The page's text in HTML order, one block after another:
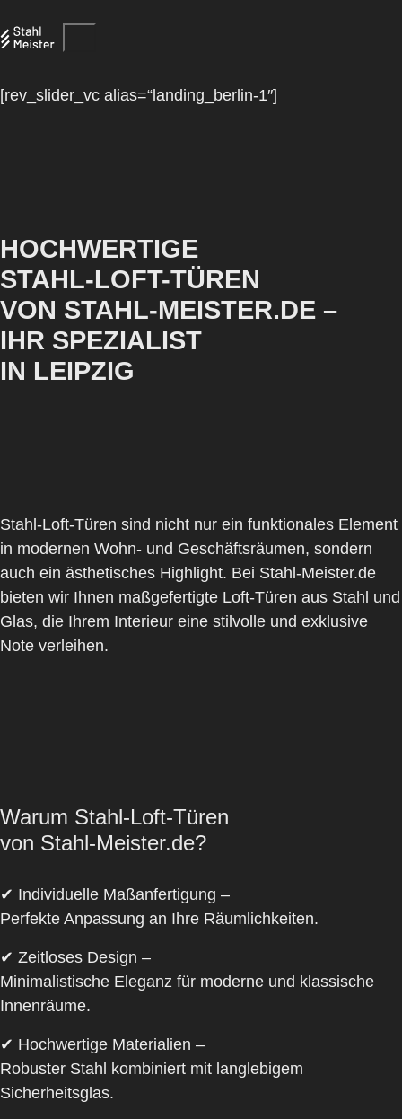
[rev_slider_vc alias=“landing_berlin-1″]
HOCHWERTIGE
STAHL-LOFT-TÜREN
VON STAHL-MEISTER.DE –
IHR SPEZIALIST
IN LEIPZIG
Stahl-Loft-Türen sind nicht nur ein funktionales Element
in modernen Wohn- und Geschäftsräumen, sondern
auch ein ästhetisches Highlight. Bei Stahl-Meister.de
bieten wir Ihnen maßgefertigte Loft-Türen aus Stahl und
Glas, die Ihrem Interieur eine stilvolle und exklusive
Note verleihen.
Warum Stahl-Loft-Türen
von Stahl-Meister.de?
✔ Individuelle Maßanfertigung –
Perfekte Anpassung an Ihre Räumlichkeiten.
✔ Zeitloses Design –
Minimalistische Eleganz für moderne und klassische
Innenräume.
✔ Hochwertige Materialien –
Robuster Stahl kombiniert mit langlebigem
Sicherheitsglas.